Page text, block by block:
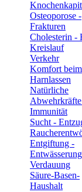
Osteoporose -
Frakturen
Cholesterin -
Kreislauf
Verkehr
Komfort beim
Harnlassen
Natürliche
Immunität
Sucht -
Entgiftung -
Entwässerung
Verdauung
Säure-Basen-
Haushalt